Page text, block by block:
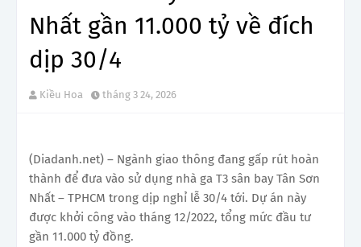
Nhất gần 11.000 tỷ về đích
dịp 30/4
Kiều Hoa tháng 3 24, 2026
(Diadanh.net) – Ngành giao thông đang gấp rút hoàn
thành để đưa vào sử dụng nhà ga T3 sân bay Tân Sơn
Nhất – TPHCM trong dịp nghỉ lễ 30/4 tới. Dự án này
được khởi công vào tháng 12/2022, tổng mức đầu tư
gần 11.000 tỷ đồng.